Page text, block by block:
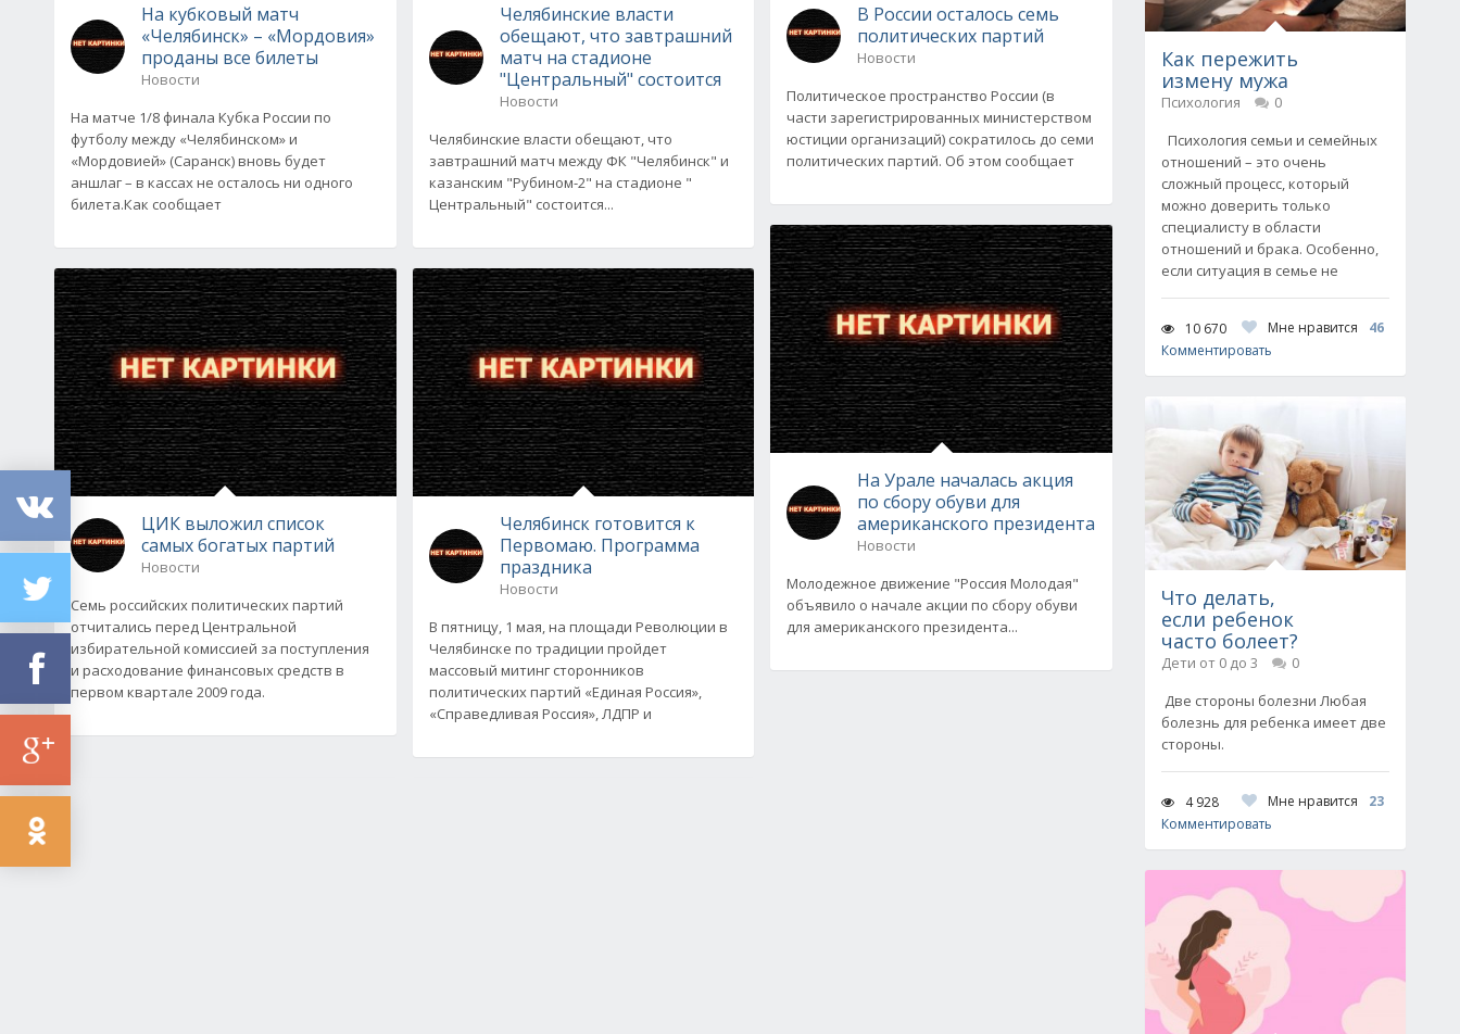
На кубковый матч
«Челябинск» – «Мордовия»
проданы все билеты
Новости
На матче 1/8 финала Кубка России по
футболу между «Челябинском» и
«Мордовией» (Саранск) вновь будет
аншлаг – в кассах не осталось ни одного
билета.Как сообщает
ЦИК выложил список
самых богатых партий
Новости
Семь российских политических партий
отчитались перед Центральной
избирательной комиссией за поступления
и расходование финансовых средств в
первом квартале 2009 года.
Челябинские власти
обещают, что завтрашний
матч на стадионе
"Центральный" состоится
Новости
Челябинские власти обещают, что
завтрашний матч между ФК "Челябинск" и
казанским "Рубином-2" на стадионе "
Центральный" состоится...
Челябинск готовится к
Первомаю. Программа
праздника
Новости
В пятницу, 1 мая, на площади Революции в
Челябинске по традиции пройдет
массовый митинг сторонников
политических партий «Единая Россия»,
«Справедливая Россия», ЛДПР и
В России осталось семь
политических партий
Новости
Политическое пространство России (в
части зарегистрированных министерством
юстиции организаций) сократилось до семи
политических партий. Об этом сообщает
На Урале началась акция
по сбору обуви для
американского президента
Новости
Молодежное движение "Россия Молодая"
объявило о начале акции по сбору обуви
для американского президента...
Как пережить
измену мужа
Психология
0
Психология семьи и семейных
отношений – это очень
сложный процесс, который
можно доверить только
специалисту в области
отношений и брака. Особенно,
если ситуация в семье не
10 670 Мне нравится
46
Комментировать
Что делать,
если ребенок
часто болеет?
Дети от 0 до 3
0
Две стороны болезни Любая
болезнь для ребенка имеет две
стороны.
4 928 Мне нравится
23
Комментировать